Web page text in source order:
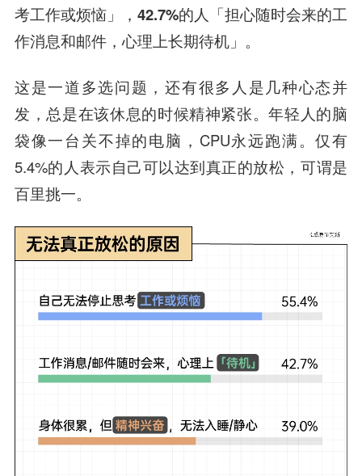
考工作或烦恼」，42.7%的人「担心随时会来的工
作消息和邮件，心理上长期待机」。
这是一道多选问题，还有很多人是几种心态并
发，总是在该休息的时候精神紧张。年轻人的脑
袋像一台关不掉的电脑，CPU永远跑满。仅有
5.4%的人表示自己可以达到真正的放松，可谓是
百里挑一。